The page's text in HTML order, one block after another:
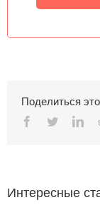
Поделиться
Facebook
Twitter
Интересные